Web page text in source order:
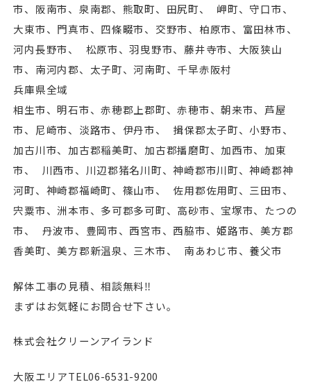
市、阪南市、泉南郡、熊取町、田尻町、 岬町、守口市、
⼤東市、門真市、四條畷市、交野市、柏原市、富田林市、
河内⻑野市、 松原市、羽曳野市、藤井寺市、⼤阪狭山
市、南河内郡、太子町、河南町、千早赤阪村
兵庫県全域
相生市、明石市、赤穂郡上郡町、赤穂市、朝来市、芦屋
市、尼崎市、淡路市、伊丹市、 揖保郡太子町、小野市、
加古川市、加古郡稲美町、加古郡播磨町、加⻄市、加東
市、 川⻄市、川辺郡猪名川町、神崎郡市川町、神崎郡神
河町、神崎郡福崎町、篠山市、 佐用郡佐用町、三田市、
宍粟市、洲本市、多可郡多可町、高砂市、宝塚市、たつの
市、 丹波市、豊岡市、⻄宮市、⻄脇市、姫路市、美方郡
香美町、美方郡新温泉、三木市、 南あわじ市、養父市
解体工事の見積、相談無料‼︎
まずはお気軽にお問合せ下さい。
株式会社クリーンアイランド
大阪エリアTEL06-6531-9200